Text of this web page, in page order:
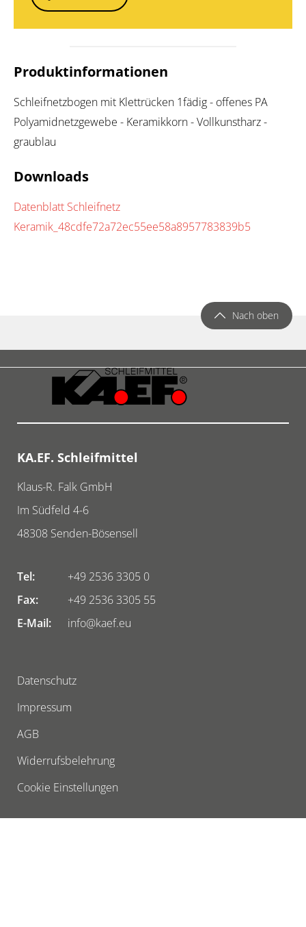
Produktinformationen
Schleifnetzbogen mit Klettrücken 1fädig - offenes PA
Polyamidnetzgewebe - Keramikkorn - Vollkunstharz -
graublau
Downloads
Datenblatt Schleifnetz
Keramik_48cdfe72a72ec55ee58a8957783839b5
Nach oben
KA.EF. Schleifmittel
Klaus-R. Falk GmbH
Im Südfeld 4-6
48308 Senden-Bösensell
Tel:
+49 2536 3305 0
Fax:
+49 2536 3305 55
E-Mail:
info@kaef.eu
Datenschutz
Impressum
AGB
Widerrufsbelehrung
Cookie Einstellungen